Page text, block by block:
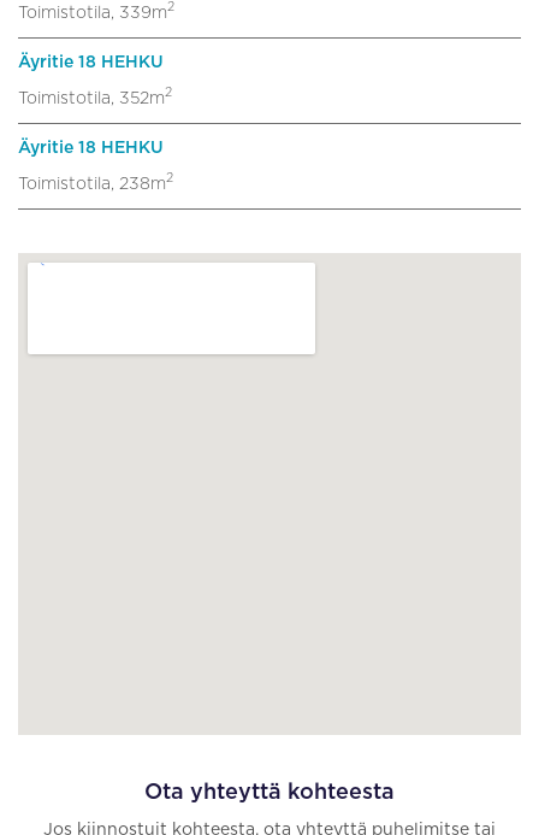
Toimistotila, 339m2
Äyritie 18 HEHKU
Toimistotila, 352m2
Äyritie 18 HEHKU
Toimistotila, 238m2
Ota yhteyttä kohteesta
Jos kiinnostuit kohteesta, ota yhteyttä puhelimitse tai